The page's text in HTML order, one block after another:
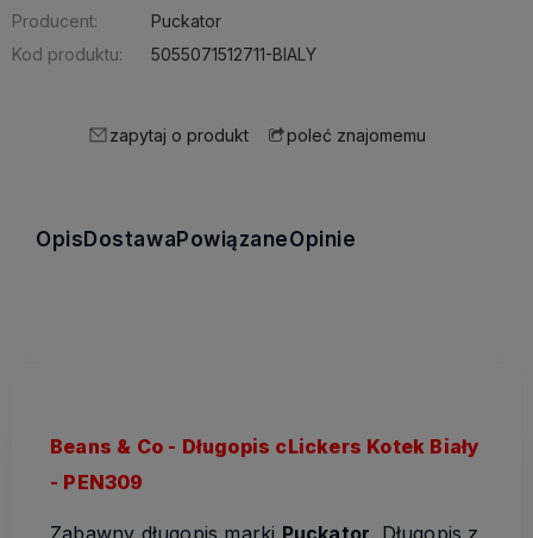
Producent:
Puckator
Kod produktu:
5055071512711-BIALY
zapytaj o produkt poleć znajomemu
OpisDostawaPowiązaneOpinie
Beans & Co - Długopis cLickers Kotek Biały
- PEN309
Zabawny długopis marki Puckator . Długopis z